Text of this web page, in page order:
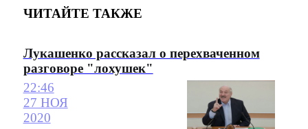
ЧИТАЙТЕ ТАКЖЕ
Лукашенко рассказал о перехваченном
разговоре "лохушек"
22:46
27 НОЯ
2020